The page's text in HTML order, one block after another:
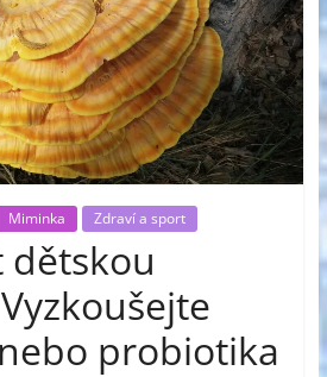
Miminka Zdraví a sport
dětskou
probiotika